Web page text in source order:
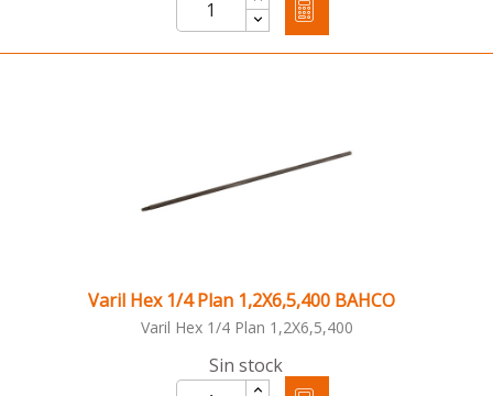
Varil Hex 1/4 Plan 1,2X6,5,400 BAHCO
Varil Hex 1/4 Plan 1,2X6,5,400
Sin stock